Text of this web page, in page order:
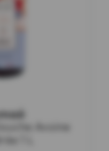
Avoine